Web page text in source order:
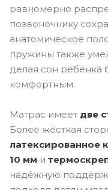
равномерно
позвоночнику
анатомическое
пружины также
делая сон ребёнка
комфортным.
Матрас имеет две
Более жёсткая
латексированное
10 мм и
надёжную